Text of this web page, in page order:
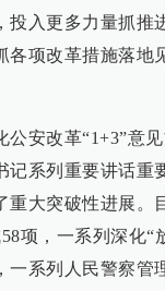
入更多力量抓推
各项改革措施落地
安改革“1+3”意
记系列重要讲话重
大突破性进展。
项，一系列深化
一系列人民警察管